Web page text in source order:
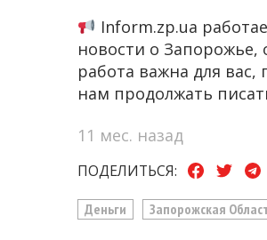
Inform.zp.ua
новости о
работа важна для
нам продолжать
11 мес. назад
ПОДЕЛИТЬСЯ:
Деньги Запорожская